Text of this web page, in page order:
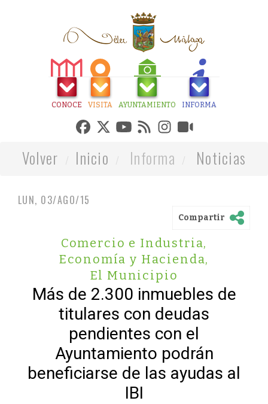
CONOCE VISITA AYUNTAMIENTO INFORMA
Volver Inicio Informa Noticias
LUN, 03/AGO/15
Compartir
Comercio e Industria,
Economía y Hacienda,
El Municipio
Más de 2.300 inmuebles de
titulares con deudas
pendientes con el
Ayuntamiento podrán
beneficiarse de las ayudas al
IBI